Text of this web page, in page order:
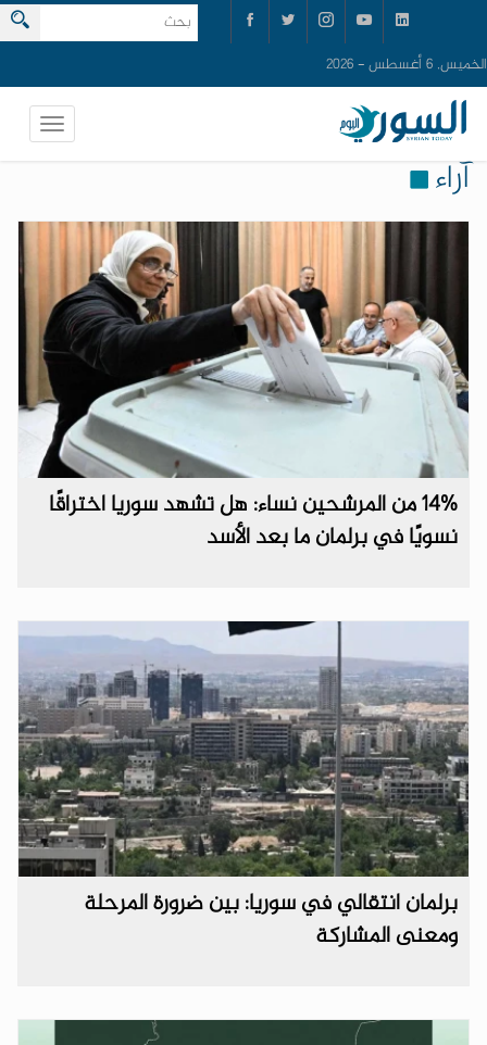
الخميس, 6 أغسطس - 2026
آراء
14% من المرشحين نساء: هل تشهد سوريا اختراقًا
نسويًا في برلمان ما بعد الأسد
برلمان انتقالي في سوريا: بين ضرورة المرحلة
ومعنى المشاركة